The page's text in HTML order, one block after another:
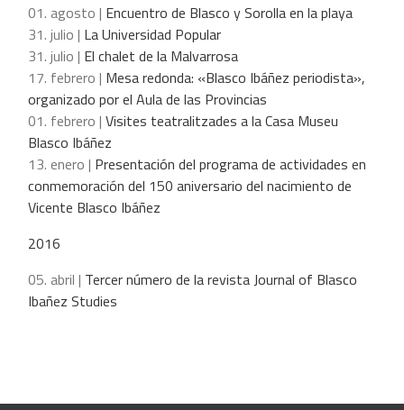
01. agosto | Encuentro de Blasco y Sorolla en la playa
31. julio | La Universidad Popular
31. julio | El chalet de la Malvarrosa
17. febrero | Mesa redonda: «Blasco Ibáñez periodista»,
organizado por el Aula de las Provincias
01. febrero | Visites teatralitzades a la Casa Museu
Blasco Ibáñez
13. enero | Presentación del programa de actividades en
conmemoración del 150 aniversario del nacimiento de
Vicente Blasco Ibáñez
2016
05. abril | Tercer número de la revista Journal of Blasco
Ibañez Studies